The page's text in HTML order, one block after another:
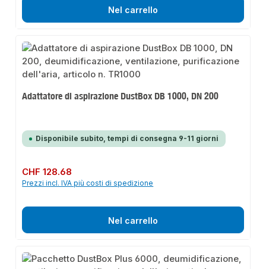
Nel carrello
Adattatore di aspirazione DustBox DB 1000, DN 200
Disponibile subito, tempi di consegna 9-11 giorni
Prezzo normale:
CHF 128.68
Prezzi incl. IVA più costi di spedizione
Nel carrello